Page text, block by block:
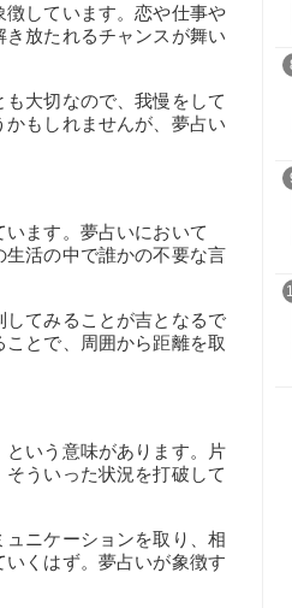
徴しています。恋や仕事や
放たれるチャンスが舞い
大切なので、我慢をして
もしれませんが、夢占い
います。夢占いにおいて
生活の中で誰かの不要な言
てみることが吉となるで
とで、周囲から距離を取
という意味があります。片
ういった状況を打破して
ニケーションを取り、相
くはず。夢占いが象徴す